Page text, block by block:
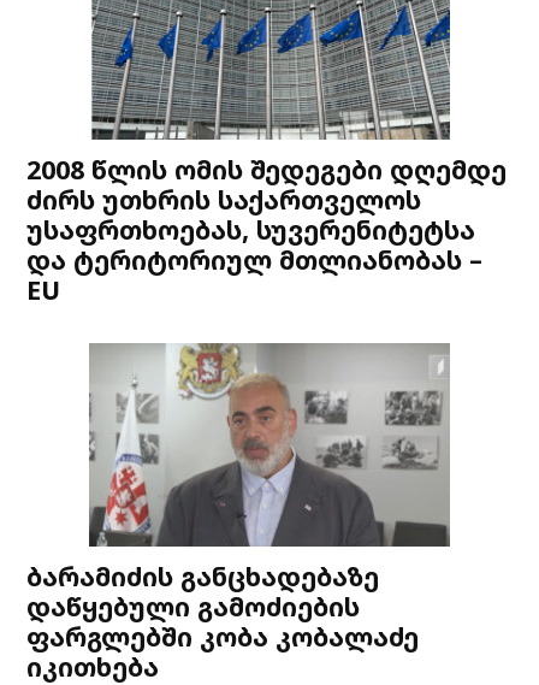
2008 წლის ომის შედეგები დღემდე
ძირს უთხრის საქართველოს
უსაფრთხოებას, სუვერენიტეტსა
და ტერიტორიულ მთლიანობას –
EU
ბარამიძის განცხადებაზე
დაწყებული გამოძიების
ფარგლებში კობა კობალაძე
იკითხება